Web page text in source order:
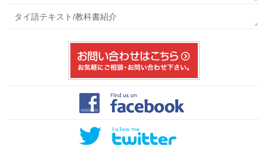
タイ語テキスト/教科書紹介